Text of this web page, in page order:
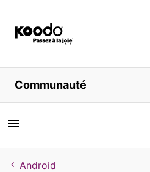
Magasiner
Libre service
Aide
Communauté
Android